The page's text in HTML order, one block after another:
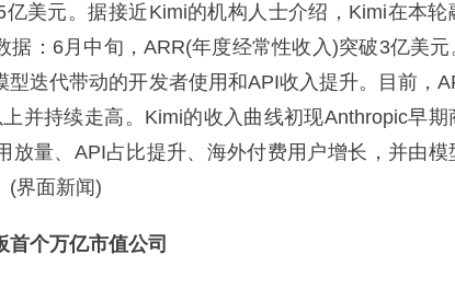
美元。据接近Kimi的机构人士介绍，Kimi在本轮
据：6月中旬，ARR(年度经常性收入)突破3亿美
型迭代带动的开发者使用和API收入提升。目前，
并持续走高。Kimi的收入曲线初现Anthropic早期
放量、API占比提升、海外付费用户增长，并由模
(界面新闻)
个万亿市值公司